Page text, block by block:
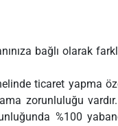
bağlı olarak
ticaret yapma
zorunluluğu
%100